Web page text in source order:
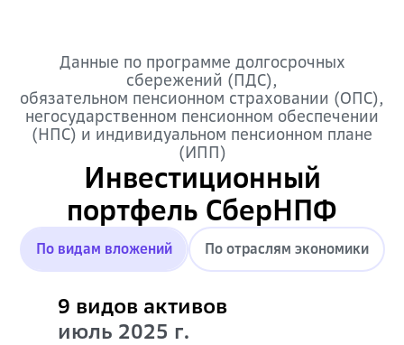
Данные по программе долгосрочных
сбережений (ПДС),
обязательном пенсионном страховании (ОПС),
негосударственном пенсионном обеспечении
(НПС) и индивидуальном пенсионном плане
(ИПП)
Инвестиционный
портфель СберНПФ
По видам вложений По отраслям экономики
9 видов активов
июль 2025 г.